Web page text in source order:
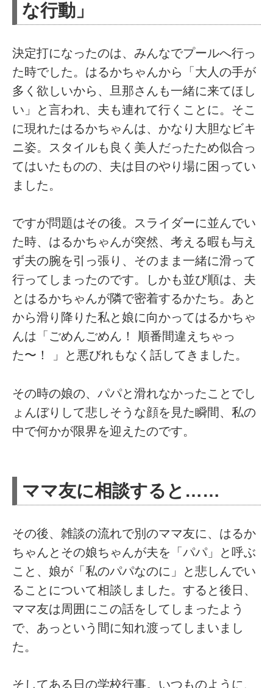
な行動」
決定打になったのは、みんなでプールへ行っ
た時でした。はるかちゃんから「大人の手が
多く欲しいから、旦那さんも一緒に来てほし
い」と言われ、夫も連れて行くことに。そこ
に現れたはるかちゃんは、かなり大胆なビキ
ニ姿。スタイルも良く美人だったため似合っ
てはいたものの、夫は目のやり場に困ってい
ました。
ですが問題はその後。スライダーに並んでい
た時、はるかちゃんが突然、考える暇も与え
ず夫の腕を引っ張り、そのまま一緒に滑って
行ってしまったのです。しかも並び順は、夫
とはるかちゃんが隣で密着するかたち。あと
から滑り降りた私と娘に向かってはるかちゃ
んは「ごめんごめん！ 順番間違えちゃっ
た〜！ 」と悪びれもなく話してきました。
その時の娘の、パパと滑れなかったことでし
ょんぼりして悲しそうな顔を見た瞬間、私の
中で何かが限界を迎えたのです。
ママ友に相談すると……
その後、雑談の流れで別のママ友に、はるか
ちゃんとその娘ちゃんが夫を「パパ」と呼ぶ
こと、娘が「私のパパなのに」と悲しんでい
ることについて相談しました。すると後日、
ママ友は周囲にこの話をしてしまったよう
で、あっという間に知れ渡ってしまいまし
た。
そしてある日の学校行事。いつものように、